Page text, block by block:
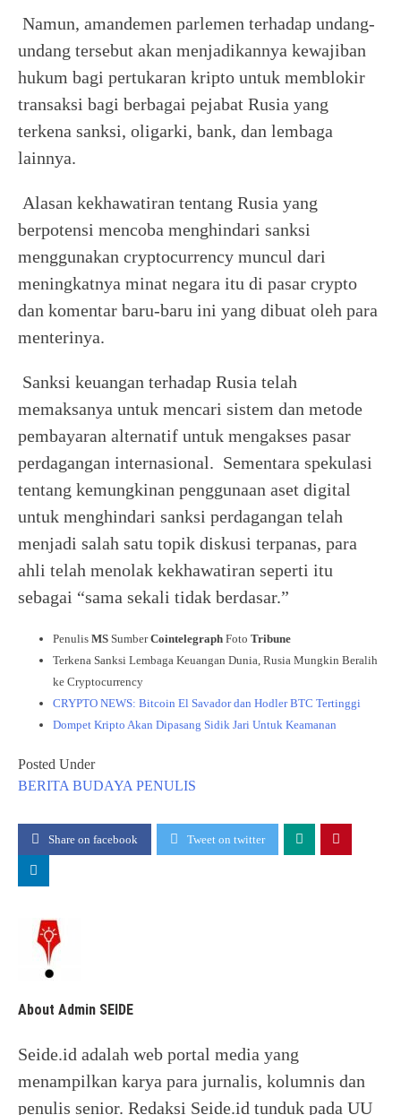
Namun, amandemen parlemen terhadap undang-
undang tersebut akan menjadikannya kewajiban
hukum bagi pertukaran kripto untuk memblokir
transaksi bagi berbagai pejabat Rusia yang
terkena sanksi, oligarki, bank, dan lembaga
lainnya.
Alasan kekhawatiran tentang Rusia yang
berpotensi mencoba menghindari sanksi
menggunakan cryptocurrency muncul dari
meningkatnya minat negara itu di pasar crypto
dan komentar baru-baru ini yang dibuat oleh para
menterinya.
Sanksi keuangan terhadap Rusia telah
memaksanya untuk mencari sistem dan metode
pembayaran alternatif untuk mengakses pasar
perdagangan internasional. Sementara spekulasi
tentang kemungkinan penggunaan aset digital
untuk menghindari sanksi perdagangan telah
menjadi salah satu topik diskusi terpanas, para
ahli telah menolak kekhawatiran seperti itu
sebagai “sama sekali tidak berdasar.”
Penulis MS SumberCointelegraph Foto Tribune
Terkena Sanksi Lembaga Keuangan Dunia, Rusia Mungkin Beralih
ke Cryptocurrency
CRYPTO NEWS: Bitcoin El Savador dan Hodler BTC Tertinggi
Dompet Kripto Akan Dipasang Sidik Jari Untuk Keamanan
Posted Under
BERITA BUDAYA PENULIS
Share on facebook Tweet on twitter
About Admin SEIDE
Seide.id adalah web portal media yang
menampilkan karya para jurnalis, kolumnis dan
penulis senior. Redaksi Seide.id tunduk pada UU